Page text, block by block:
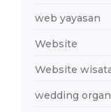
web yayasan
Website
Website
wedding